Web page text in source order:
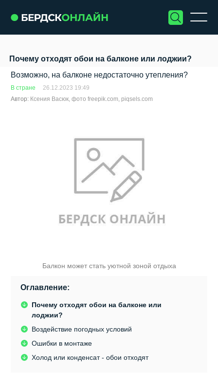
Почему отходят обои на балконе или лоджии?
Возможно, на балконе недостаточно утепления?
В стране
26.12.2023 19:49
Автор: Ксения Васюк, фото freepik.com, piqsels.com
Балкон может стать уютной зоной отдыха
Оглавление:
Почему отходят обои на балконе или
лоджии?
Воздействие погодных условий
Ошибки в монтаже
Холод или конденсат - обои отходят